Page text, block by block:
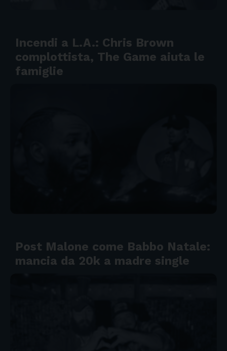
Incendi a L.A.: Chris Brown
complottista, The Game aiuta le
famiglie
Post Malone come Babbo Natale:
mancia da 20k a madre single